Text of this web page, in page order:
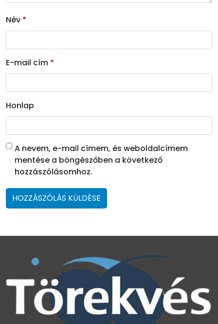
Név *
E-mail cím *
Honlap
A nevem, e-mail címem, és weboldalcímem
mentése a böngészőben a következő
hozzászólásomhoz.